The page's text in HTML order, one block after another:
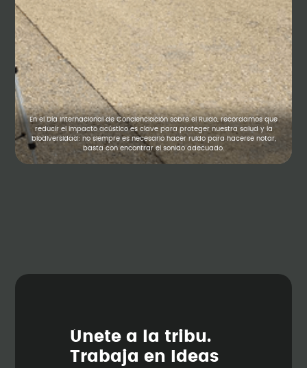
En el Día Internacional de Concienciación sobre el Ruido, recordamos que
reducir el impacto acústico es clave para proteger nuestra salud y la
biodiversidad: no siempre es necesario hacer ruido para hacerse notar,
basta con encontrar el sonido adecuado.
Únete a la tribu.
Trabaja en Ideas